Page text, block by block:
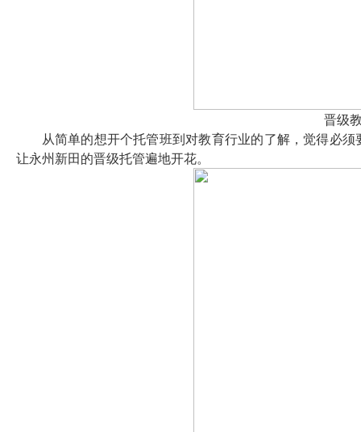
晋级
从简单的想开个托管班到对教育行业的了解，觉得必
让永州新田的晋级托管遍地开花。